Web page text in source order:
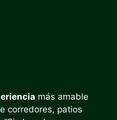
más amable
corredores, patios